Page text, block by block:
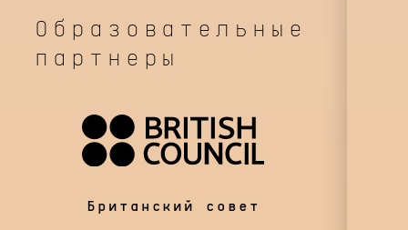
Образовательные
партнеры
Британский совет